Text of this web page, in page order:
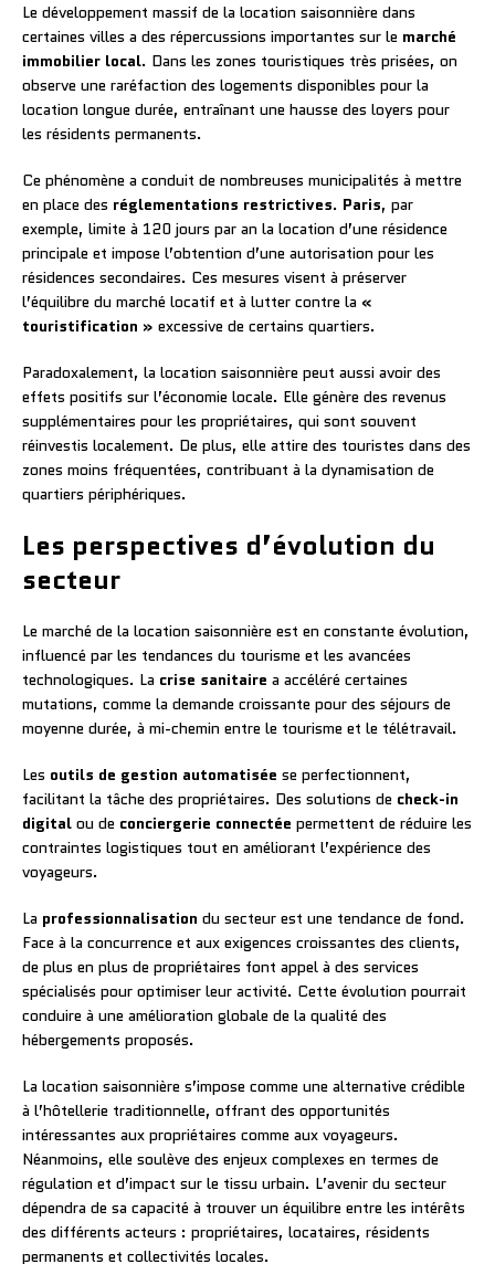
Le développement massif de la location saisonnière dans
certaines villes a des répercussions importantes sur le marché
immobilier local. Dans les zones touristiques très prisées, on
observe une raréfaction des logements disponibles pour la
location longue durée, entraînant une hausse des loyers pour
les résidents permanents.
Ce phénomène a conduit de nombreuses municipalités à mettre
en place des réglementations restrictives. Paris, par
exemple, limite à 120 jours par an la location d’une résidence
principale et impose l’obtention d’une autorisation pour les
résidences secondaires. Ces mesures visent à préserver
l’équilibre du marché locatif et à lutter contre la «
touristification » excessive de certains quartiers.
Paradoxalement, la location saisonnière peut aussi avoir des
effets positifs sur l’économie locale. Elle génère des revenus
supplémentaires pour les propriétaires, qui sont souvent
réinvestis localement. De plus, elle attire des touristes dans des
zones moins fréquentées, contribuant à la dynamisation de
quartiers périphériques.
Les perspectives d’évolution du
secteur
Le marché de la location saisonnière est en constante évolution,
influencé par les tendances du tourisme et les avancées
technologiques. La crise sanitaire a accéléré certaines
mutations, comme la demande croissante pour des séjours de
moyenne durée, à mi-chemin entre le tourisme et le télétravail.
Les outils de gestion automatisée se perfectionnent,
facilitant la tâche des propriétaires. Des solutions de check-in
digital ou de conciergerie connectée permettent de réduire les
contraintes logistiques tout en améliorant l’expérience des
voyageurs.
La professionnalisation du secteur est une tendance de fond.
Face à la concurrence et aux exigences croissantes des clients,
de plus en plus de propriétaires font appel à des services
spécialisés pour optimiser leur activité. Cette évolution pourrait
conduire à une amélioration globale de la qualité des
hébergements proposés.
La location saisonnière s’impose comme une alternative crédible
à l’hôtellerie traditionnelle, offrant des opportunités
intéressantes aux propriétaires comme aux voyageurs.
Néanmoins, elle soulève des enjeux complexes en termes de
régulation et d’impact sur le tissu urbain. L’avenir du secteur
dépendra de sa capacité à trouver un équilibre entre les intérêts
des différents acteurs : propriétaires, locataires, résidents
permanents et collectivités locales.